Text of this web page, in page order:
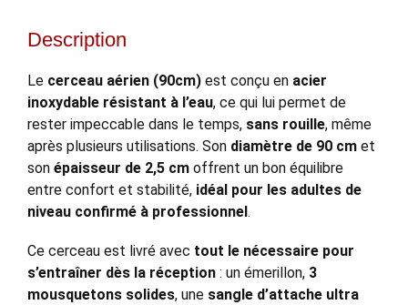
Description
Le cerceau aérien (90cm) est conçu en acier
inoxydable résistant à l’eau, ce qui lui permet de
rester impeccable dans le temps, sans rouille, même
après plusieurs utilisations. Son diamètre de 90 cm et
son épaisseur de 2,5 cm offrent un bon équilibre
entre confort et stabilité, idéal pour les adultes de
niveau confirmé à professionnel .
Ce cerceau est livré avec tout le nécessaire pour
s’entraîner dès la réception : un émerillon, 3
mousquetons solides, une sangle d’attache ultra